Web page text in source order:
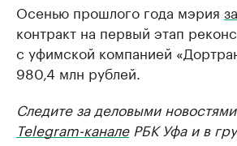
Осенью прошлого года мэрия
контракт на первый этап
с уфимской компанией
980,4 млн рублей.
Следите за деловыми
Telegram-каналеРБК Уфа и в